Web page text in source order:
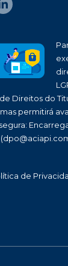
Direitos do
permitirá
de